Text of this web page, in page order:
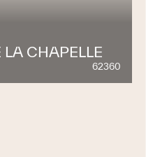
CHAPELLE
62360